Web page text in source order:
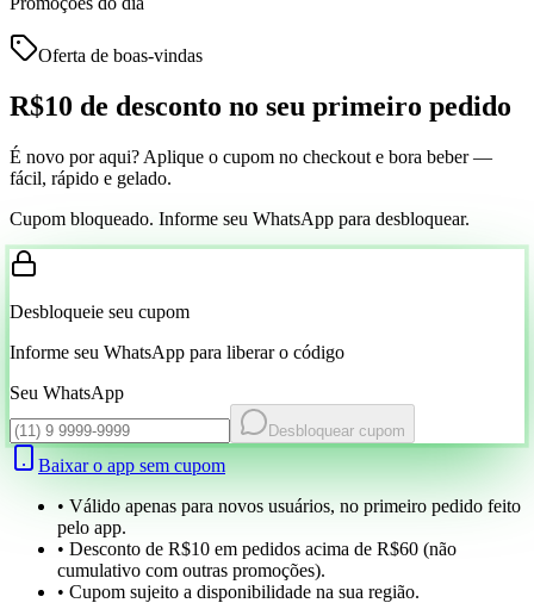
Oferta de boas-vindas
R$10 de desconto no seu primeiro pedido
É novo por aqui? Aplique o cupom no checkout e bora beber —
fácil, rápido e gelado.
Cupom bloqueado. Informe seu WhatsApp para desbloquear.
Desbloqueie seu cupom
Informe seu WhatsApp para liberar o código
Seu WhatsApp
Desbloquear cupom
Baixar o app sem cupom
• Válido apenas para novos usuários, no primeiro pedido feito
pelo app.
• Desconto de R$10 em pedidos acima de R$60 (não
cumulativo com outras promoções).
• Cupom sujeito a disponibilidade na sua região.